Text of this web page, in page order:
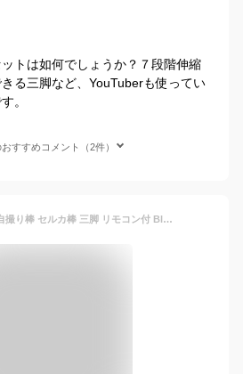
トは如何でしょうか？７段階伸縮
る三脚など、YouTuberも使ってい
。
すすめコメント（2件）
【楽天NO.1獲得】自撮り棒 セルカ棒 三脚 リモコン付 Bluetooth スマホ 三脚 じどり棒 iphone Android三脚 ミニ三脚 じどりぼう スマホ iphone スマホ 自分撮り 三脚スタンド三脚付きセルカ棒 無線美顔LEDライトスマホスタンド 三脚 伸縮式 折り畳み多機能便利グッズ